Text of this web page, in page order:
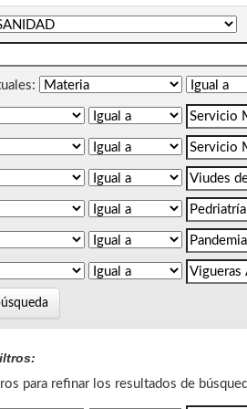
para refinar los resultados de